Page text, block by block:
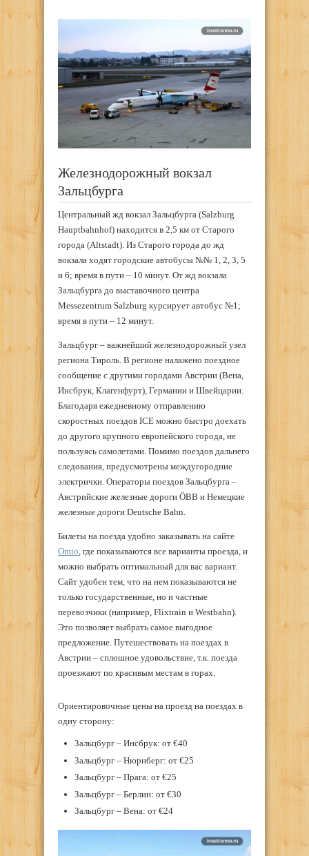
Железнодорожный вокзал
Зальцбурга
Центральный жд вокзал Зальцбурга (Salzburg
Hauptbahnhof) находится в 2,5 км от Старого
города (Altstadt). Из Старого города до жд
вокзала ходят городские автобусы №№ 1, 2, 3, 5
и 6; время в пути – 10 минут. От жд вокзала
Зальцбурга до выставочного центра
Messezentrum Salzburg курсирует автобус №1;
время в пути – 12 минут.
Зальцбург – важнейший железнодорожный узел
региона Тироль. В регионе налажено поездное
сообщение с другими городами Австрии (Вена,
Инсбрук, Клагенфурт), Германии и Швейцарии.
Благодаря ежедневному отправлению
скоростных поездов ICE можно быстро доехать
до другого крупного европейского города, не
пользуясь самолетами. Помимо поездов дальнего
следования, предусмотрены междугородние
электрички. Операторы поездов Зальцбурга –
Австрийские железные дороги ÖBB и Немецкие
железные дороги Deutsche Bahn.
Билеты на поезда удобно заказывать на сайте
Omio , где показываются все варианты проезда, и
можно выбрать оптимальный для вас вариант.
Сайт удобен тем, что на нем показываются не
только государственные, но и частные
перевозчики (например, Flixtrain и Westbahn).
Это позволяет выбрать самое выгодное
предложение. Путешествовать на поездах в
Австрии – сплошное удовольствие, т.к. поезда
проезжают по красивым местам в горах.
Ориентировочные цены на проезд на поездах в
одну сторону:
Зальцбург – Инсбрук: от €40
Зальцбург – Нюрнберг: от €25
Зальцбург – Прага: от €25
Зальцбург – Берлин: от €30
Зальцбург – Вена: от €24